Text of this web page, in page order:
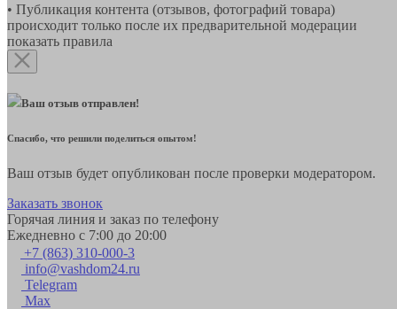
• Публикация контента (отзывов, фотографий товара)
происходит только после их предварительной модерации
показать правила
Ваш отзыв отправлен!
Спасибо, что решили поделиться опытом!
Ваш отзыв будет опубликован после проверки модератором.
Заказать звонок
Горячая линия и заказ по телефону
Ежедневно с 7:00 до 20:00
+7 (863) 310-000-3
info@vashdom24.ru
Telegram
Max